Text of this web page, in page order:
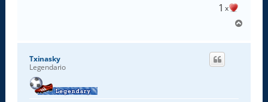
1 x
r
Txinasky
Legendario